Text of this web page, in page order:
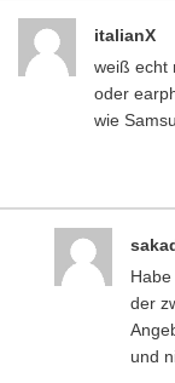
italianX
weiß echt
oder
wie
der
und